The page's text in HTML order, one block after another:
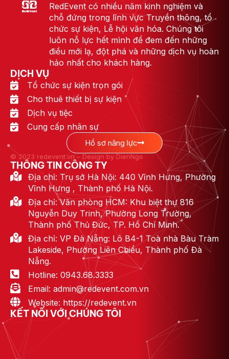
RedEvent có nhiều năm kinh nghiệm và
chỗ đứng trong lĩnh vực Truyền thông, tổ
chức sự kiện, Lễ hội văn hóa. Chúng tôi
luôn nỗ lực hết mình để đem đến những
điều mới lạ, đột phá và những dịch vụ hoàn
hảo nhất cho khách hàng.
DỊCH VỤ
Tổ chức sự kiện trọn gói
Cho thuê thiết bị sự kiện
Dịch vụ tiệc
Cung cấp nhân sự
Hồ sơ năng lực
© 2023 redevent.vn – Design by DienNgo
THÔNG TIN CÔNG TY
Địa chỉ: Trụ sở Hà Nội: 440 Vĩnh Hưng, Phường
Vĩnh Hưng , Thành phố Hà Nội.
Địa chỉ: Văn phòng HCM: Khu biệt thự 816
Nguyễn Duy Trinh, Phường Long Trường,
Thành phố Thủ Đức, TP. Hồ Chí Minh.
Địa chỉ: VP Đà Nẵng: Lô B4-1 Toà nhà Bàu Tràm
Lakeside, Phường Liên Chiểu, Thành phố Đà
Nẵng.
Hotline: 0943.68.3333
Email: admin@redevent.com.vn
Website: https://redevent.vn
KẾT NỐI VỚI CHÚNG TÔI